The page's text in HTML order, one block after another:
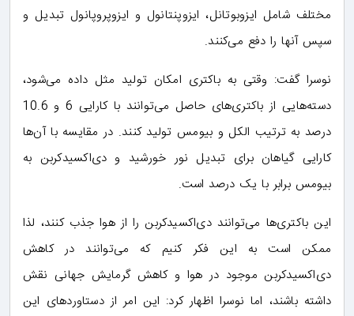
مختلف شامل ایزوبوتانل، ایزوپنتانول و ایزوپروپانول تبدیل و
سپس آنها را دفع می‌کنند.
نوسرا گفت: وقتی به باکتری امکان تولید مثل داده می‌شود،
دسته‌هایی از باکتری‌های حاصل می‌توانند با کارایی 6 و 10.6
درصد به ترتیب الکل و بیومس تولید کنند. در مقایسه با آن‌ها
کارایی گیاهان برای تبدیل نور خورشید و دی‌اکسیدکربن به
بیومس برابر با یک درصد است.
این باکتری‌ها می‌توانند دی‌اکسیدکربن را از هوا جذب کنند، لذا
ممکن است به این فکر کنیم که می‌توانند در کاهش
دی‌اکسیدکربن موجود در هوا و کاهش گرمایش جهانی نقش
داشته باشند، اما نوسرا اظهار کرد: این امر از دستاوردهای این